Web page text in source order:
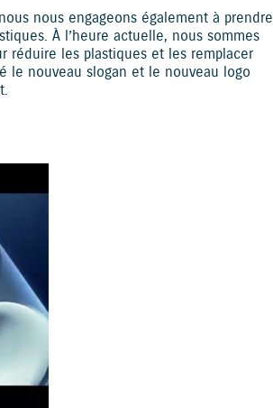
nous engageons également à prendre
À l’heure actuelle, nous sommes
réduire les plastiques et les remplacer
le nouveau slogan et le nouveau logo